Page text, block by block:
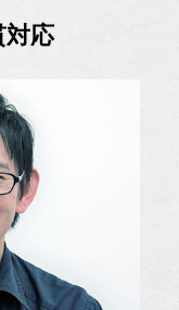
応